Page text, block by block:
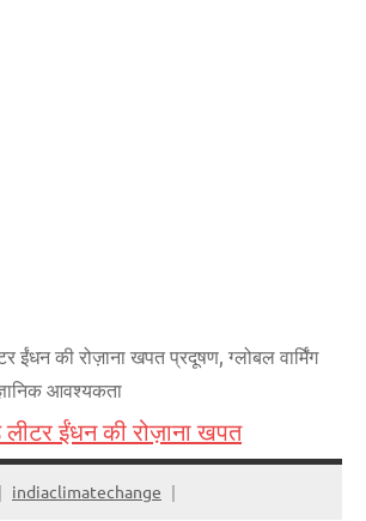
ईंधन की रोज़ाना खपत प्रदूषण, ग्लोबल वार्मिंग
आवश्यकता
ईंधन की रोज़ाना खपत
indiaclimatechange